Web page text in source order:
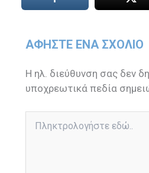
ΑΦΉΣΤΕ ΈΝΑ ΣΧΌΛΙΟ
Η ηλ. διεύθυνση σας δεν
υποχρεωτικά πεδία
εδώ..